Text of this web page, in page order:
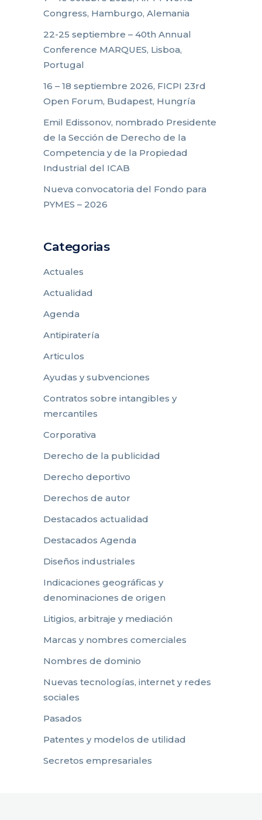
Congress, Hamburgo, Alemania
22-25 septiembre – 40th Annual
Conference MARQUES, Lisboa,
Portugal
16 – 18 septiembre 2026, FICPI 23rd
Open Forum, Budapest, Hungría
Emil Edissonov, nombrado Presidente
de la Sección de Derecho de la
Competencia y de la Propiedad
Industrial del ICAB
Nueva convocatoria del Fondo para
PYMES – 2026
Categorias
Actuales
Actualidad
Agenda
Antipiratería
Articulos
Ayudas y subvenciones
Contratos sobre intangibles y
mercantiles
Corporativa
Derecho de la publicidad
Derecho deportivo
Derechos de autor
Destacados actualidad
Destacados Agenda
Diseños industriales
Indicaciones geográficas y
denominaciones de origen
Litigios, arbitraje y mediación
Marcas y nombres comerciales
Nombres de dominio
Nuevas tecnologías, internet y redes
sociales
Pasados
Patentes y modelos de utilidad
Secretos empresariales